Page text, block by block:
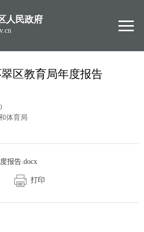
人民政府
翠区教育局年度报告
体育局
报告.docx
打印